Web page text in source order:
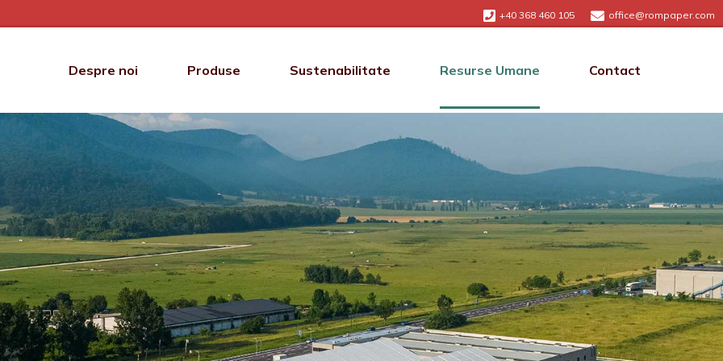
+40 368 460 105 office@rompaper.com
Despre noi Produse Sustenabilitate Resurse Umane Contact